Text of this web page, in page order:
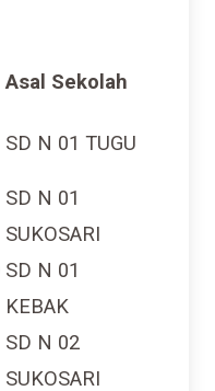
Asal Sekolah
SD N 01 TUGU
SD N 01
SUKOSARI
SD N 01
KEBAK
SD N 02
SUKOSARI